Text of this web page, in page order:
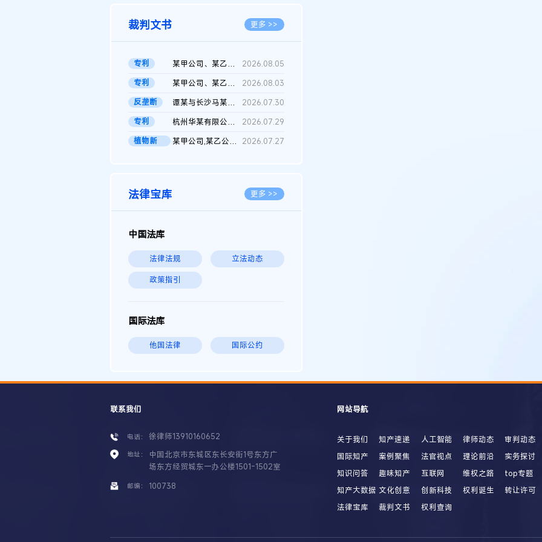
裁判文书 更多 >>
专利 某甲公司、某乙公司、某丙公司申请诉前行为保全复议裁定书
2026.08.05
专利
某甲公司、某乙公司、官某与某丙公司专利申请权权属纠纷 二审判决...
2026.08.03
反垄断
谭某与长沙马某堆农产品股份有限公司滥用市场支配地位纠纷二审裁...
2026.07.30
专利
杭州华某有限公司与菲某有限公司侵害发明专利权纠纷
2026.07.29
植物新
某甲公司,某乙公司,某门市部,某丙公司植物新品种临时保护期使用费... 2026.07.27
法律宝库 更多 >>
中国法库
法律法规 立法动态
政策指引
国际法库
他国法律 国际公约
联系我们
电话： 徐律师13910160652
地址：
中国北京市东城区东长安街1号东方广
场东方经贸城东一办公楼1501-1502室
邮编： 100738
网站导航
关于我们 知产速递 人工智能 律师动态
审判动态
国际知产
案例聚焦 法官视点 理论前沿
实务探讨
知识问答
趣味知产 互联网 维权之路
top专题
知产大数据 文化创意 创新科技 权利诞生
转让许可
法律宝库
裁判文书 权利查询